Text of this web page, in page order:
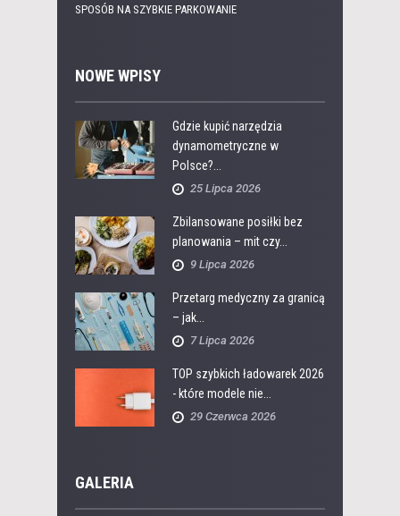
SPOSÓB NA SZYBKIE PARKOWANIE
NOWE WPISY
Gdzie kupić narzędzia
dynamometryczne w
Polsce?...
25 Lipca 2026
Zbilansowane posiłki bez
planowania – mit czy...
9 Lipca 2026
Przetarg medyczny za granicą
– jak...
7 Lipca 2026
TOP szybkich ładowarek 2026
- które modele nie...
29 Czerwca 2026
GALERIA